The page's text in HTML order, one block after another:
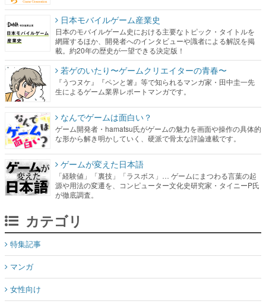
日本モバイルゲーム産業史
日本のモバイルゲーム史における主要なトピック・タイトルを
網羅するほか、開発者へのインタビューや識者による解説を掲
載。約20年の歴史が一望できる決定版！
若ゲのいたり〜ゲームクリエイターの青春〜
『うつヌケ』『ペンと箸』等で知られるマンガ家・田中圭一先
生によるゲーム業界レポートマンガです。
なんでゲームは面白い？
ゲーム開発者・hamatsu氏がゲームの魅力を画面や操作の具体的
な形から解き明かしていく、硬派で骨太な評論連載です。
ゲームが変えた日本語
「経験値」「裏技」「ラスボス」… ゲームにまつわる言葉の起
源や用法の変遷を、コンピューター文化史研究家・タイニーP氏
が徹底調査。
カテゴリ
特集記事
マンガ
女性向け